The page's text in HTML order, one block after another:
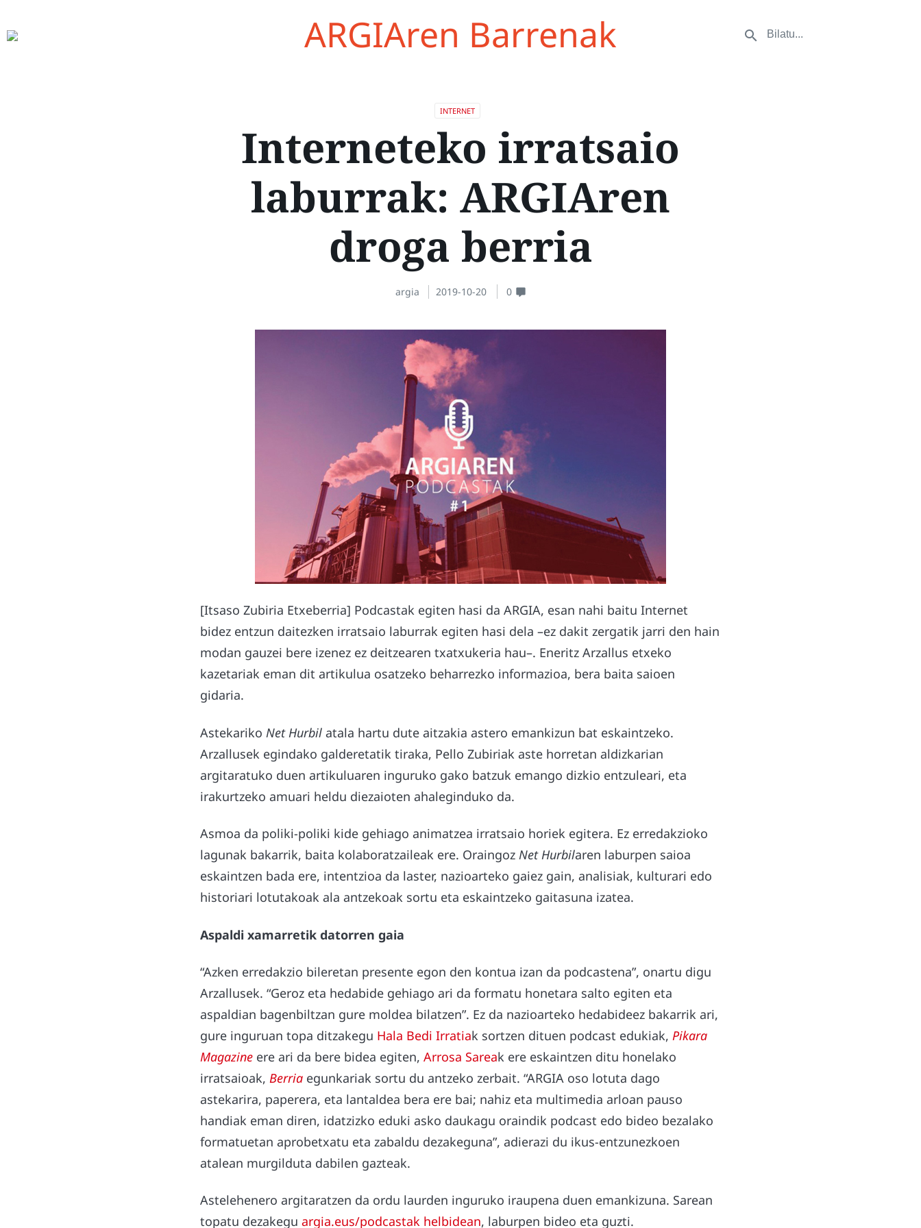
ARGIAren Barrenak
INTERNET
Interneteko irratsaio
laburrak: ARGIAren
droga berria
argia 2019-10-20 0
[Itsaso Zubiria Etxeberria] Podcastak egiten hasi da ARGIA, esan nahi baitu Internet
bidez entzun daitezken irratsaio laburrak egiten hasi dela –ez dakit zergatik jarri den hain
modan gauzei bere izenez ez deitzearen txatxukeria hau–. Eneritz Arzallus etxeko
kazetariak eman dit artikulua osatzeko beharrezko informazioa, bera baita saioen
gidaria.
Astekariko Net Hurbil atala hartu dute aitzakia astero emankizun bat eskaintzeko.
Arzallusek egindako galderetatik tiraka, Pello Zubiriak aste horretan aldizkarian
argitaratuko duen artikuluaren inguruko gako batzuk emango dizkio entzuleari, eta
irakurtzeko amuari heldu diezaioten ahaleginduko da.
Asmoa da poliki-poliki kide gehiago animatzea irratsaio horiek egitera. Ez erredakzioko
lagunak bakarrik, baita kolaboratzaileak ere. Oraingoz Net Hurbilaren laburpen saioa
eskaintzen bada ere, intentzioa da laster, nazioarteko gaiez gain, analisiak, kulturari edo
historiari lotutakoak ala antzekoak sortu eta eskaintzeko gaitasuna izatea.
Aspaldi xamarretik datorren gaia
“Azken erredakzio bileretan presente egon den kontua izan da podcastena”, onartu digu
Arzallusek. “Geroz eta hedabide gehiago ari da formatu honetara salto egiten eta
aspaldian bagenbiltzan gure moldea bilatzen”. Ez da nazioarteko hedabideez bakarrik ari,
gure inguruan topa ditzakegu Hala Bedi Irratiak sortzen dituen podcast edukiak, Pikara
Magazine ere ari da bere bidea egiten, Arrosa Sareak ere eskaintzen ditu honelako
irratsaioak, Berria egunkariak sortu du antzeko zerbait. “ARGIA oso lotuta dago
astekarira, paperera, eta lantaldea bera ere bai; nahiz eta multimedia arloan pauso
handiak eman diren, idatzizko eduki asko daukagu oraindik podcast edo bideo bezalako
formatuetan aprobetxatu eta zabaldu dezakeguna”, adierazi du ikus-entzunezkoen
atalean murgilduta dabilen gazteak.
Astelehenero argitaratzen da ordu laurden inguruko iraupena duen emankizuna. Sarean
topatu dezakegu argia.eus/podcastak helbidean, laburpen bideo eta guzti.